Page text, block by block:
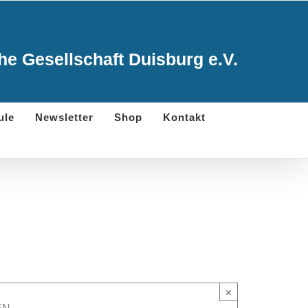
Gesellschaft Duisburg e.V.
Newsletter Shop Kontakt
×